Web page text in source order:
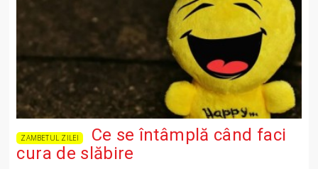
ZAMBETUL ZILEI
Ce se întâmplă când faci
cura de slăbire